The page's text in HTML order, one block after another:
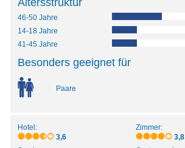
Altersstruktur
46-50 Jahre
14-18 Jahre
41-45 Jahre
Besonders geeignet für
Paare
Hotel:
3,6
Zimmer:
3,8